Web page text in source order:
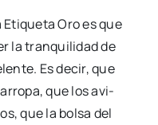
Oro es que
la tran­qui­li­dad de
Es decir, que
que los avi­
que la bol­sa del